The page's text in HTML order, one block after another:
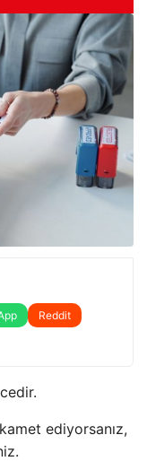
Reddit
ediyorsanız,